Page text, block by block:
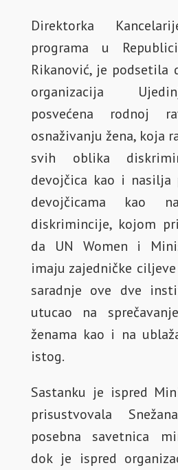
Direktorka
programa u
Rikanović, je podsetila
organizacija
posvećena rodnoj
osnaživanju žena, koja
svih oblika
devojčica kao i nasilja
devojčicama kao
diskrimincije, kojom
da UN Women i
imaju zajedničke
saradnje ove dve
utucao na
ženama kao i na
istog.
Sastanku je ispred
prisustvovala
posebna savetnica
dok je ispred